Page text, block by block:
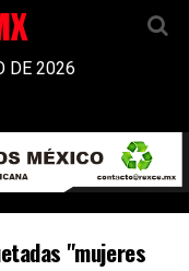
DE 2026
"mujeres